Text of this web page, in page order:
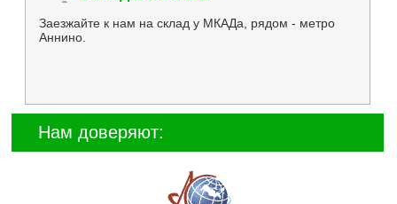
Заезжайте к нам на склад у МКАДа, рядом - метро
Аннино.
Нам доверяют: